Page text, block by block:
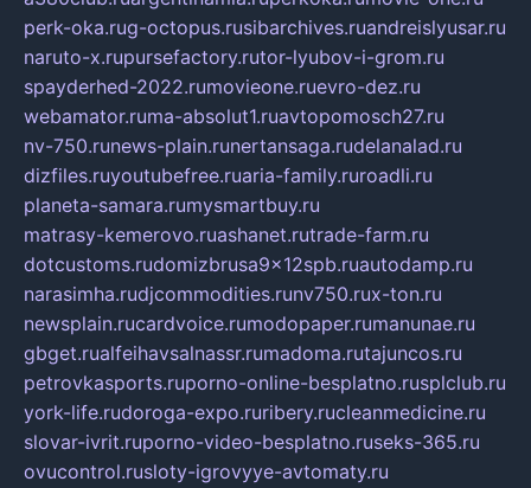
perk-oka.rug-octopus.rusibarchives.ruandreislyusar.ru
naruto-x.rupursefactory.rutor-lyubov-i-grom.ru
spayderhed-2022.rumovieone.ruevro-dez.ru
webamator.ruma-absolut1.ruavtopomosch27.ru
nv-750.runews-plain.runertansaga.rudelanalad.ru
dizfiles.ruyoutubefree.ruaria-family.ruroadli.ru
planeta-samara.rumysmartbuy.ru
matrasy-kemerovo.ruashanet.rutrade-farm.ru
dotcustoms.rudomizbrusa9x12spb.ruautodamp.ru
narasimha.rudjcommodities.runv750.rux-ton.ru
newsplain.rucardvoice.rumodopaper.rumanunae.ru
gbget.rualfeihavsalnassr.rumadoma.rutajuncos.ru
petrovkasports.ruporno-online-besplatno.rusplclub.ru
york-life.rudoroga-expo.ruribery.rucleanmedicine.ru
slovar-ivrit.ruporno-video-besplatno.ruseks-365.ru
ovucontrol.rusloty-igrovyye-avtomaty.ru